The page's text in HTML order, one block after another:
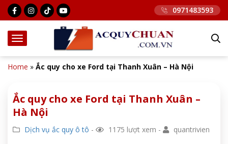
0971483593
Home » Ắc quy cho xe Ford tại Thanh Xuân – Hà Nội
Ắc quy cho xe Ford tại Thanh Xuân –
Hà Nội
Dịch vụ ắc quy ô tô - 1175 lượt xem - quantrivien